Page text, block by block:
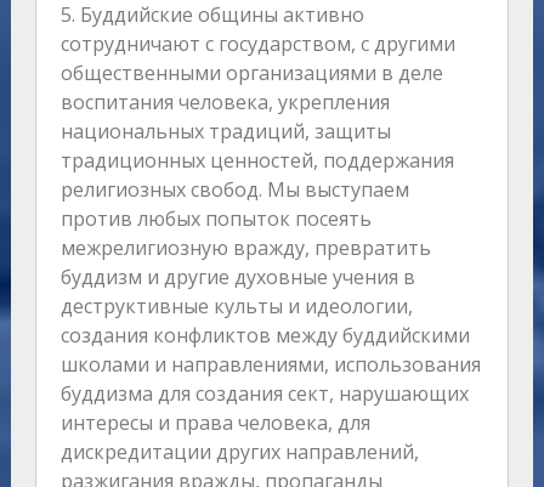
5. Буддийские общины активно
сотрудничают с государством, с другими
общественными организациями в деле
воспитания человека, укрепления
национальных традиций, защиты
традиционных ценностей, поддержания
религиозных свобод. Мы выступаем
против любых попыток посеять
межрелигиозную вражду, превратить
буддизм и другие духовные учения в
деструктивные культы и идеологии,
создания конфликтов между буддийскими
школами и направлениями, использования
буддизма для создания сект, нарушающих
интересы и права человека, для
дискредитации других направлений,
разжигания вражды, пропаганды